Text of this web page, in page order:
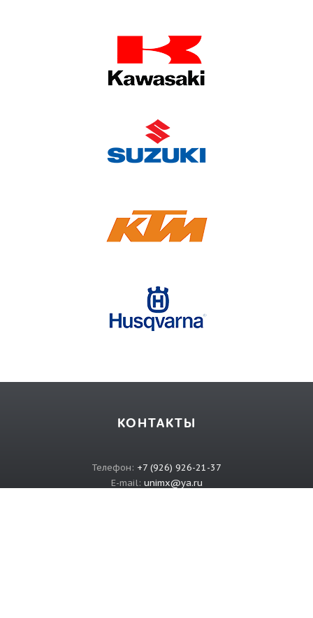
КОНТАКТЫ
Телефон: +7 (926) 926-21-37
E-mail: unimx@ya.ru